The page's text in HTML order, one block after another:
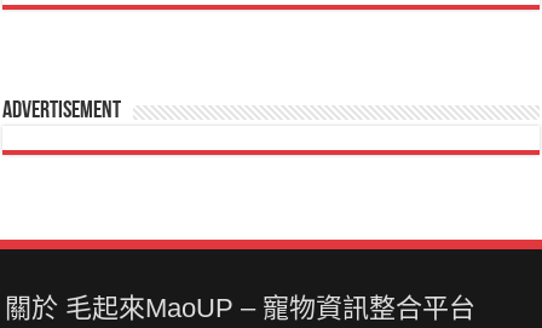
Advertisement
關於 毛起來MaoUP – 寵物資訊整合平台